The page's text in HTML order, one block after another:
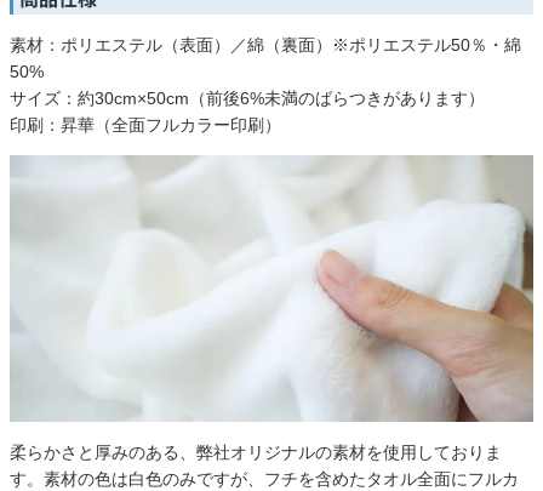
素材：ポリエステル（表面）／綿（裏面）※ポリエステル50％・綿
50%
サイズ：約30cm×50cm（前後6%未満のばらつきがあります）
印刷：昇華（全面フルカラー印刷）
柔らかさと厚みのある、弊社オリジナルの素材を使用しておりま
す。素材の色は白色のみですが、フチを含めたタオル全面にフルカ